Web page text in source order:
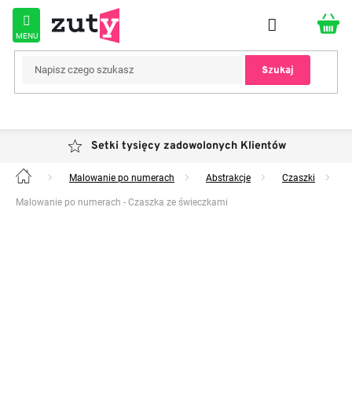
Przejść
treści
Szukaj
Setki tysięcy zadowolonych Klientów
Home Malowanie po numerach Abstrakcje Czaszki
Malowanie po numerach - Czaszka ze świeczkami